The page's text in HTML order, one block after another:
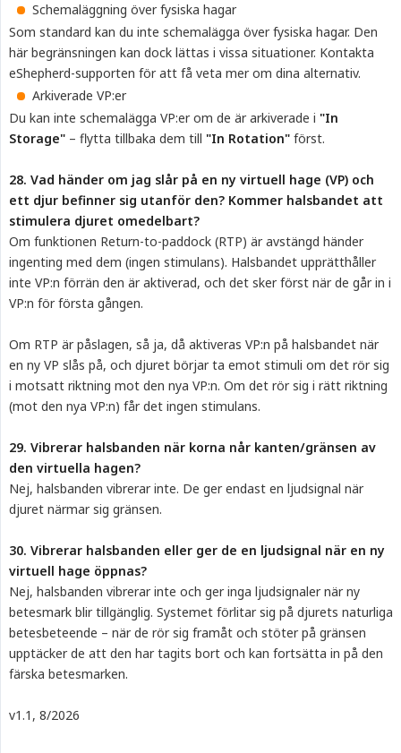
Schemaläggning över fysiska hagar
Som standard kan du inte schemalägga över fysiska hagar. Den
här begränsningen kan dock lättas i vissa situationer. Kontakta
eShepherd-supporten för att få veta mer om dina alternativ.
Arkiverade VP:er
Du kan inte schemalägga VP:er om de är arkiverade i "In
Storage" – flytta tillbaka dem till "In Rotation" först.
28. Vad händer om jag slår på en ny virtuell hage (VP) och
ett djur befinner sig utanför den? Kommer halsbandet att
stimulera djuret omedelbart?
Om funktionen Return-to-paddock (RTP) är avstängd händer
ingenting med dem (ingen stimulans). Halsbandet upprätthåller
inte VP:n förrän den är aktiverad, och det sker först när de går in i
VP:n för första gången.
Om RTP är påslagen, så ja, då aktiveras VP:n på halsbandet när
en ny VP slås på, och djuret börjar ta emot stimuli om det rör sig
i motsatt riktning mot den nya VP:n. Om det rör sig i rätt riktning
(mot den nya VP:n) får det ingen stimulans.
29. Vibrerar halsbanden när korna når kanten/gränsen av
den virtuella hagen?
Nej, halsbanden vibrerar inte. De ger endast en ljudsignal när
djuret närmar sig gränsen.
30. Vibrerar halsbanden eller ger de en ljudsignal när en ny
virtuell hage öppnas?
Nej, halsbanden vibrerar inte och ger inga ljudsignaler när ny
betesmark blir tillgänglig. Systemet förlitar sig på djurets naturliga
betesbeteende – när de rör sig framåt och stöter på gränsen
upptäcker de att den har tagits bort och kan fortsätta in på den
färska betesmarken.
v1.1, 8/2026